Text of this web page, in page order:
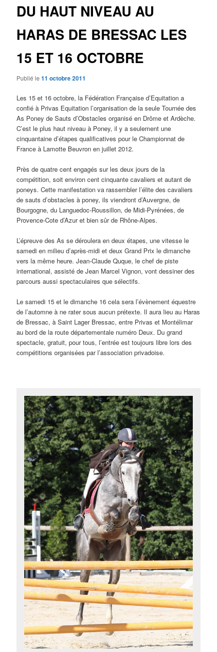
DU HAUT NIVEAU AU
HARAS DE BRESSAC LES
15 ET 16 OCTOBRE
Publié le11 octobre 2011
Les 15 et 16 octobre, la Fédération Française d’Equitation a
confié à Privas Equitation l’organisation de la seule Tournée des
As Poney de Sauts d’Obstacles organisé en Drôme et Ardèche.
C’est le plus haut niveau à Poney, il y a seulement une
cinquantaine d’étapes qualificatives pour le Championnat de
France à Lamotte Beuvron en juillet 2012.
Près de quatre cent engagés sur les deux jours de la
compétition, soit environ cent cinquante cavaliers et autant de
poneys. Cette manifestation va rassembler l’élite des cavaliers
de sauts d’obstacles à poney, ils viendront d’Auvergne, de
Bourgogne, du Languedoc-Roussillon, de Midi-Pyrénées, de
Provence-Cote d’Azur et bien sûr de Rhône-Alpes.
L’épreuve des As se déroulera en deux étapes, une vitesse le
samedi en milieu d’après-midi et deux Grand Prix le dimanche
vers la même heure. Jean-Claude Quque, le chef de piste
international, assisté de Jean Marcel Vignon, vont dessiner des
parcours aussi spectaculaires que sélectifs.
Le samedi 15 et le dimanche 16 cela sera l’évènement équestre
de l’automne à ne rater sous aucun prétexte. Il aura lieu au Haras
de Bressac, à Saint Lager Bressac, entre Privas et Montélimar
au bord de la route départementale numéro Deux. Du grand
spectacle, gratuit, pour tous, l’entrée est toujours libre lors des
compétitions organisées par l’association privadoise.